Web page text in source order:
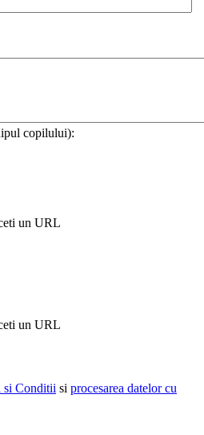
copilului):
un URL
un URL
si Conditii si procesarea datelor cu